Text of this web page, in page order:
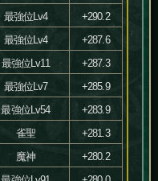
最強位Lv4
+290.2
最強位Lv4
+287.6
最強位Lv11
+287.3
最強位Lv7
+285.9
最強位Lv54
+283.9
雀聖
+281.3
魔神
+280.2